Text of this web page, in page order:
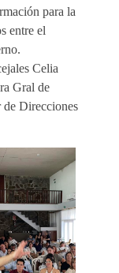
para la
entre el
Celia
Gral de
de Direcciones